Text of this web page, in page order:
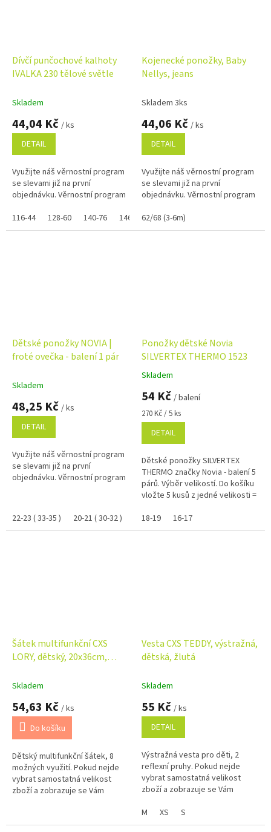
Dívčí punčochové kalhoty
IVALKA 230 tělové světle
Skladem
44,04 Kč / ks
DETAIL
Využijte náš věrnostní program
se slevami již na první
objednávku. Věrnostní program
116-44
128-60 140-76 146-84 152-92
Kojenecké ponožky, Baby
Nellys, jeans
Skladem 3ks
44,06 Kč / ks
DETAIL
Využijte náš věrnostní program
se slevami již na první
objednávku. Věrnostní program
62/68 (3-6m)
Dětské ponožky NOVIA |
froté ovečka - balení 1 pár
Skladem
48,25 Kč / ks
DETAIL
Využijte náš věrnostní program
se slevami již na první
objednávku. Věrnostní program
22-23 ( 33-35 ) 20-21 ( 30-32 ) 18-19 ( 27-29 )
Ponožky dětské Novia
SILVERTEX THERMO 1523
Průměrné
hodnocení
produktu
je
5,0
5
hvězdiček.
Skladem
54 Kč / balení
Měrná
cena:
270 Kč / 5 ks
DETAIL
Dětské ponožky SILVERTEX
THERMO značky Novia - balení 5
párů. Výběr velikostí. Do košíku
vložte 5 kusů z jedné velikosti =
18-19
16-17
Šátek multifunkční CXS
LORY, dětský, 20x36cm,
Skladem
54,63 Kč / ks
Do košíku
Dětský multifunkční šátek, 8
možných využití. Pokud nejde
vybrat samostatná velikost
zboží a zobrazuje se Vám
Využijte...
Vesta CXS TEDDY, výstražná,
dětská, žlutá
Skladem
55 Kč / ks
DETAIL
Výstražná vesta pro děti, 2
reflexní pruhy. Pokud nejde
vybrat samostatná velikost
zboží a zobrazuje se Vám
poznámky na konci objednávky.
Využijte...
M XS S